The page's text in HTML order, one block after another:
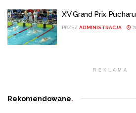
XV Grand Prix
PRZEZ ADMINISTRACJA
REKLAMA
Rekomendowane.